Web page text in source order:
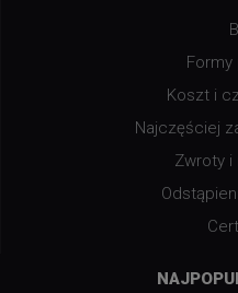
Formy
Koszt i
Najczęściej
Zwroty i